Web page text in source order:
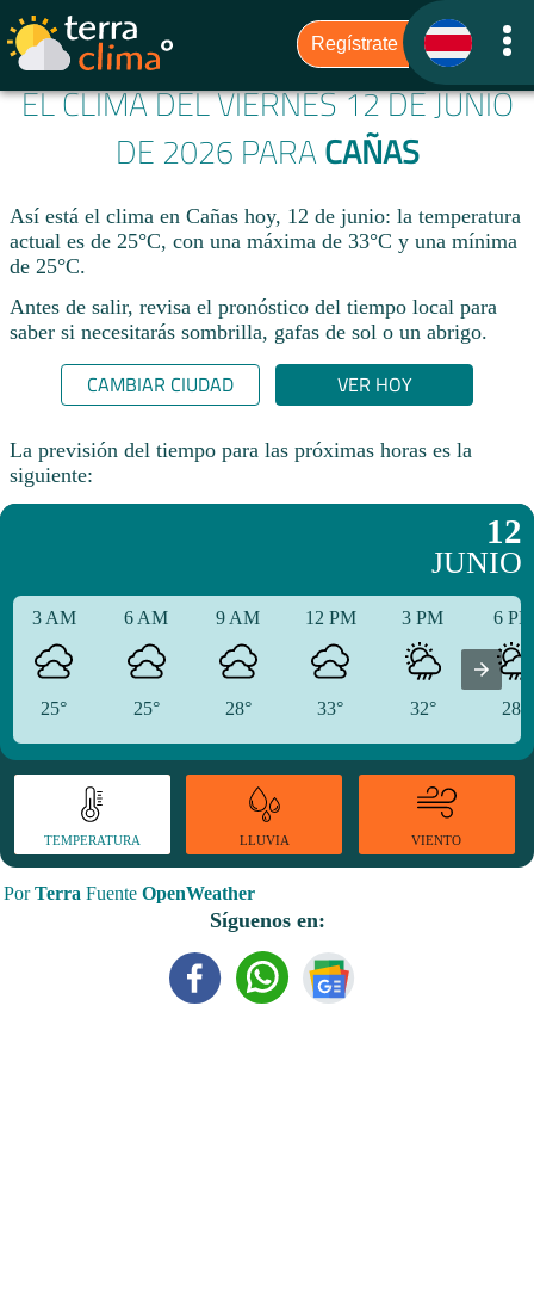
EL CLIMA DEL VIERNES 12 DE JUNIO
DE 2026 PARA CAÑAS
Así está el clima en Cañas hoy, 12 de junio: la temperatura
actual es de 25°C, con una máxima de 33°C y una mínima
de 25°C.
Antes de salir, revisa el pronóstico del tiempo local para
saber si necesitarás sombrilla, gafas de sol o un abrigo.
CAMBIAR CIUDAD VER HOY
La previsión del tiempo para las próximas horas es la
siguiente:
12
JUNIO
3 AM
25°
6 AM
25°
9 AM
28°
12 PM
33°
3 PM
32°
6
28°
TEMPERATURA LLUVIA VIENTO
PorTerra Fuente OpenWeather
Síguenos en: